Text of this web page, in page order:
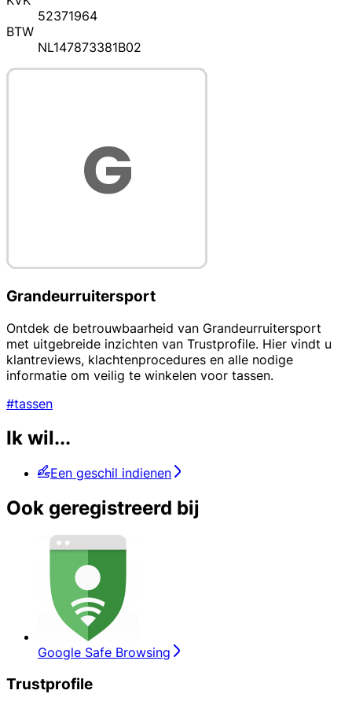
52371964
BTW
NL147873381B02
Grandeurruitersport
Ontdek de betrouwbaarheid van Grandeurruitersport
met uitgebreide inzichten van Trustprofile. Hier vindt u
klantreviews, klachtenprocedures en alle nodige
informatie om veilig te winkelen voor tassen.
#tassen
Ik wil...
Een geschil indienen
Ook geregistreerd bij
Google Safe Browsing
Trustprofile